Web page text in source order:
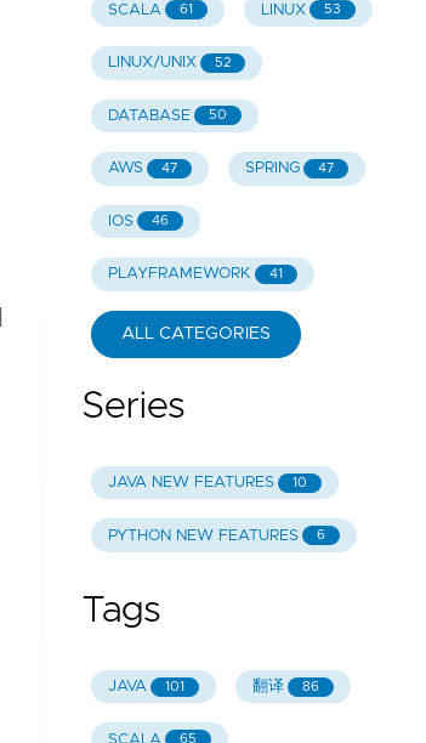
SCALA 61 LINUX 53
LINUX/UNIX 52
DATABASE 50
AWS 47 SPRING 47
IOS 46
PLAYFRAMEWORK 41
ALL CATEGORIES
Series
JAVA NEW FEATURES 10
PYTHON NEW FEATURES 6
Tags
JAVA 101 翻译 86
SCALA 65